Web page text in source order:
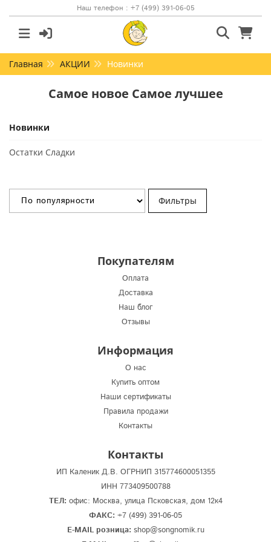
Наш телефон : +7 (499) 391-06-05
Главная АКЦИИ Новинки
Самое новое Самое лучшее
Новинки
Остатки Сладки
Фильтры
Покупателям
Оплата
Доставка
Наш блог
Отзывы
Информация
О нас
Купить оптом
Наши сертификаты
Правила продажи
Контакты
Контакты
ИП Каленик Д.В. ОГРНИП 315774600051355
ИНН 773409500788
ТЕЛ: офис: Москва, улица Псковская, дом 12к4
ФАКС: +7 (499) 391-06-05
E-MAIL розница: shop@songnomik.ru